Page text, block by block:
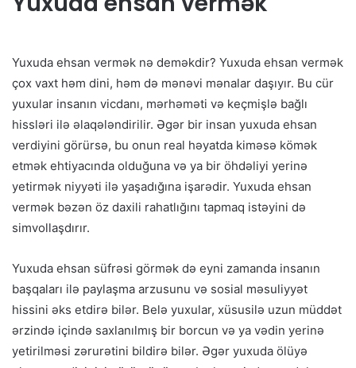
Yuxuda ehsan vermək nə deməkdir? Yuxuda ehsan vermək
çox vaxt həm dini, həm də mənəvi mənalar daşıyır. Bu cür
yuxular insanın vicdanı, mərhəməti və keçmişlə bağlı
hissləri ilə əlaqələndirilir. Əgər bir insan yuxuda ehsan
verdiyini görürsə, bu onun real həyatda kiməsə kömək
etmək ehtiyacında olduğuna və ya bir öhdəliyi yerinə
yetirmək niyyəti ilə yaşadığına işarədir. Yuxuda ehsan
vermək bəzən öz daxili rahatlığını tapmaq istəyini də
simvollaşdırır.
Yuxuda ehsan süfrəsi görmək də eyni zamanda insanın
başqaları ilə paylaşma arzusunu və sosial məsuliyyət
hissini əks etdirə bilər. Belə yuxular, xüsusilə uzun müddət
ərzində içində saxlanılmış bir borcun və ya vədin yerinə
yetirilməsi zərurətini bildirə bilər. Əgər yuxuda ölüyə